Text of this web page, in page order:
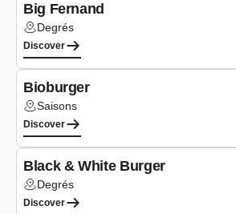
Big Fernand
Lieu :Degrés
Discover
Bioburger
Lieu :Saisons
Discover
Black & White Burger
Lieu :Degrés
Discover